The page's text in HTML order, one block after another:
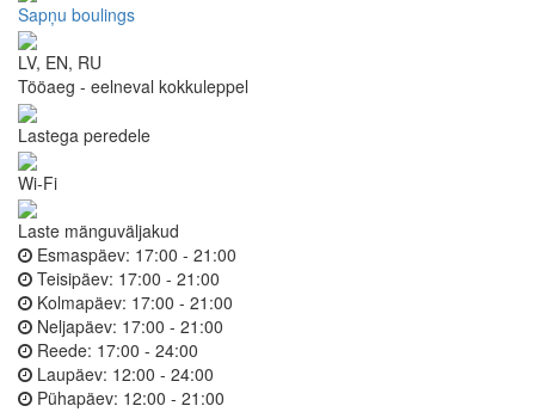
Sapņu boulings
LV, EN, RU
Tööaeg - eelneval kokkuleppel
Lastega peredele
Wi-Fi
Laste mänguväljakud
Esmaspäev: 17:00 - 21:00
Teisipäev: 17:00 - 21:00
Kolmapäev: 17:00 - 21:00
Neljapäev: 17:00 - 21:00
Reede: 17:00 - 24:00
Laupäev: 12:00 - 24:00
Pühapäev: 12:00 - 21:00